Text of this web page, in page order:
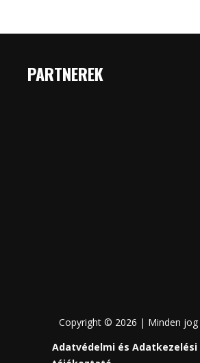
PARTNEREK
Copyright © 2026 | Minden jog
Adatvédelmi és Adatkezelési